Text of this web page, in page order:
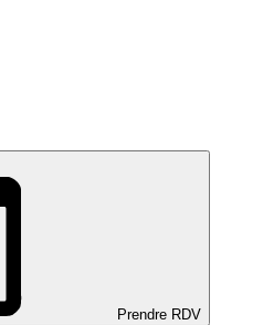
Prendre RDV